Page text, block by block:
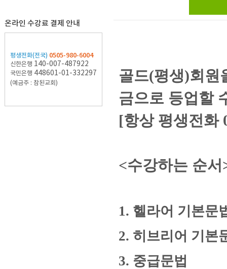
온라인 수강료 결제 안내
평생전화(전국) 0505-980-6004
신한은행 140-007-487922
국민은행 448601-01-332297
(예금주 : 참된교회)
골드(평생)회원
금으로 등업할
[항상 평생전화
<수강하는 순
1. 헬라어 기본문
2. 히브리어 기본
3. 중급문법